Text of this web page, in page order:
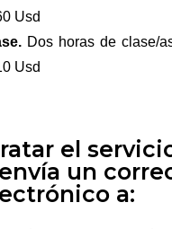
Usd
Dos horas de clase/
Usd
el
un
a: